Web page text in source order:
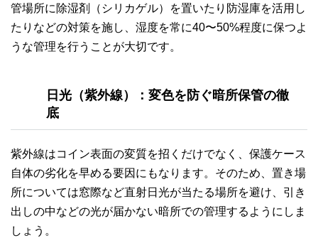
管場所に除湿剤（シリカゲル）を置いたり防湿庫を活用し
たりなどの対策を施し、湿度を常に40〜50%程度に保つよ
うな管理を行うことが大切です。
日光（紫外線）：変色を防ぐ暗所保管の徹
底
紫外線はコイン表面の変質を招くだけでなく、保護ケース
自体の劣化を早める要因にもなります。そのため、置き場
所については窓際など直射日光が当たる場所を避け、引き
出しの中などの光が届かない暗所での管理するようにしま
しょう。